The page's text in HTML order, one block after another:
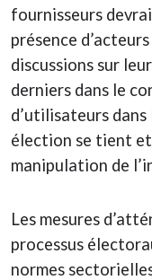
fournisseurs
présence
discussions sur
derniers dans le
d’utilisateurs dans
élection se tient
manipulation de
Les mesures
processus
normes